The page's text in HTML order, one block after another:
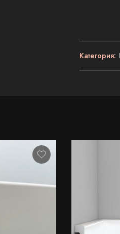
Категория: